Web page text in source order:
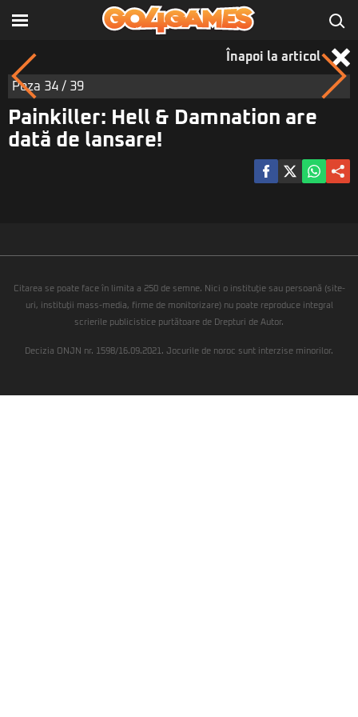
Înapoi la articol
Poza 34 / 39
Painkiller: Hell & Damnation are
dată de lansare!
Citarea se poate face în limita a 250 de semne. Nici o instituţie sau persoană (site-
uri, instituţii mass-media, firme de monitorizare) nu poate reproduce integral
scrierile publicistice purtătoare de Drepturi de Autor.
Decizia ONJN nr. 1598/16.09.2021. Jocurile de noroc sunt interzise minorilor.